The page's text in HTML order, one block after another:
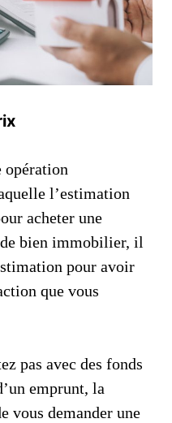
opération
l’estimation
acheter une
bien immobilier, il
pour avoir
que vous
pas avec des fonds
emprunt, la
vous demander une